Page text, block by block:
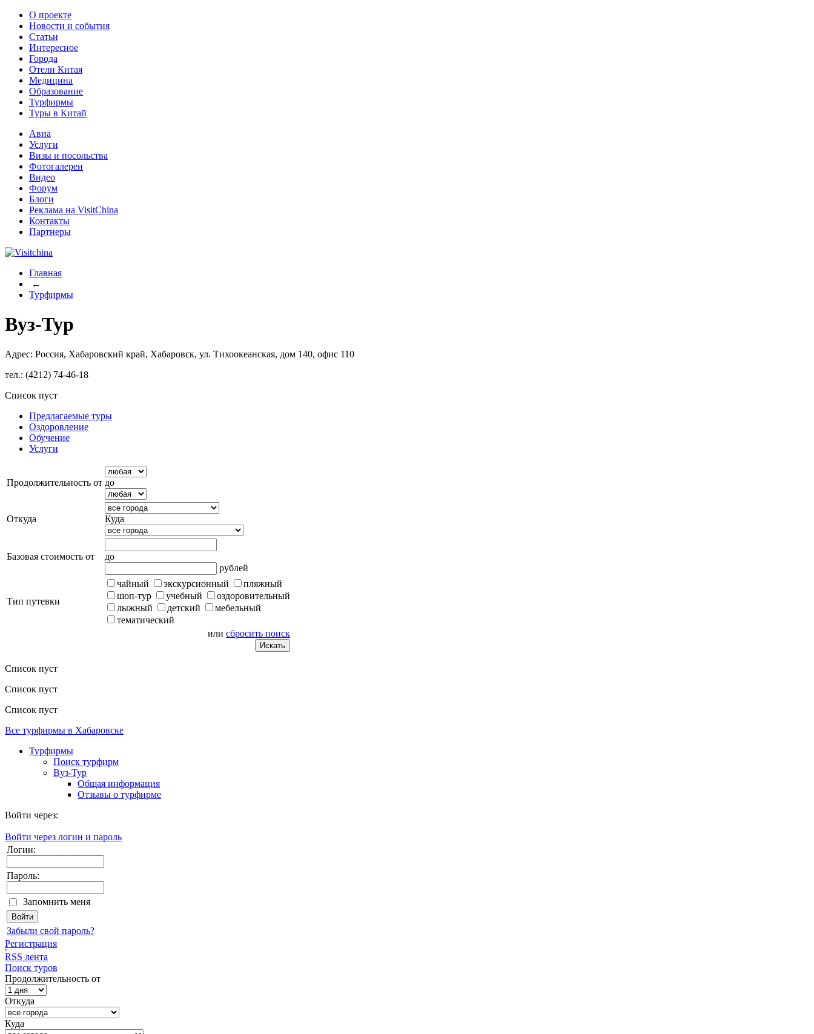
О проекте
Новости и события
Статьи
Интересное
Города
Отели Китая
Медицина
Образование
Турфирмы
Туры в Китай
Авиа
Услуги
Визы и посольства
Фотогалереи
Видео
Форум
Блоги
Реклама на VisitChina
Контакты
Партнеры
Главная
←
Турфирмы
Вуз-Тур
Адрес: Россия, Хабаровский край, Хабаровск, ул. Тихоокеанская, дом 140, офис 110
тел.: (4212) 74-46-18
Список пуст
Предлагаемые туры
Оздоровление
Обучение
Услуги
Продолжительность от до
Откуда Куда
Базовая стоимость от
до
рублей
Тип путевки
чайный экскурсионный
пляжный
шоп-тур
учебный
оздоровительный
лыжный
детский
мебельный
тематический
или сбросить поиск
Список пуст
Список пуст
Список пуст
Все турфирмы в Хабаровске
Турфирмы
Поиск турфирм
Вуз-Тур
Общая информация
Отзывы о турфирме
Войти через:
Войти через логин и пароль
Логин:
Пароль:
Запомнить меня
Забыли свой пароль?
Регистрация
RSS лента
Поиск туров
Продолжительность от
Откуда
Куда